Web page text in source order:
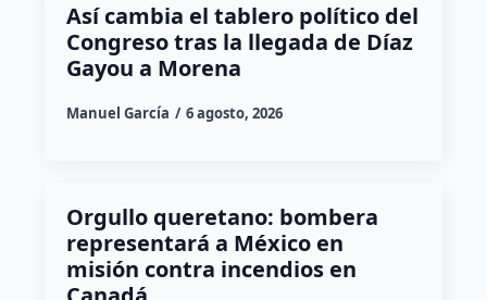
Así cambia el tablero político del
Congreso tras la llegada de Díaz
Gayou a Morena
Manuel García 6 agosto, 2026
Orgullo queretano: bombera
representará a México en
misión contra incendios en